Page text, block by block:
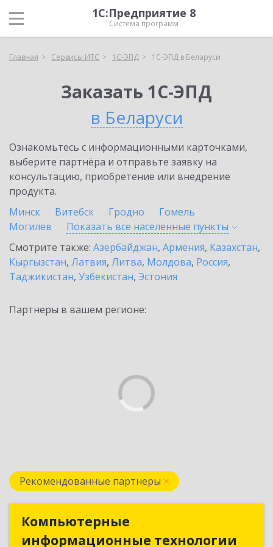
1С:Предприятие 8
Система программ
Главная Сервисы ИТС 1С-ЭПД 1С-ЭПД в Беларуси
Заказать 1С-ЭПД
в Беларуси
Ознакомьтесь с информационными карточками,
выберите партнёра и отправьте заявку на
консультацию, приобретение или внедрение
продукта.
Минск
Витебск Гродно
Гомель
Могилев
Показать все населенные пункты
Смотрите также: Азербайджан, Армения, Казахстан,
Кыргызстан, Латвия, Литва, Молдова, Россия,
Таджикистан, Узбекистан, Эстония
Партнеры в вашем регионе:
Рекомендованные партнеры
Компьютерные
информационные технологии
информационные технологии